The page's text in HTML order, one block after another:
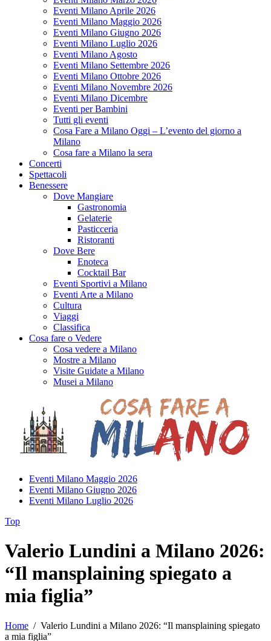
Eventi Milano Aprile 2026
Eventi Milano Maggio 2026
Eventi Milano Giugno 2026
Eventi Milano Luglio 2026
Eventi Milano Agosto
Eventi Milano Settembre 2026
Eventi Milano Ottobre 2026
Eventi Milano Novembre 2026
Eventi Milano Dicembre
Eventi per Bambini
Tutti gli eventi
Cosa Fare a Milano Oggi – L’evento del giorno a
Milano
Cosa fare a Milano la sera
Concerti
Spettacoli
Benessere
Dove Mangiare
Gastronomia
Gelaterie
Pasticceria
Ristoranti
Dove Bere
Enoteca
Cocktail Bar
Eventi Sportivi a Milano
Eventi Arte a Milano
Cultura
Viaggi
Classifica
Cosa fare o Vedere
Cosa vedere a Milano
Mostre a Milano
Visite Guidate a Milano
Musei a Milano
Eventi Milano Maggio 2026
Eventi Milano Giugno 2026
Eventi Milano Luglio 2026
Top
Valerio Lundini a Milano 2026:
“Il mansplaining spiegato a
mia figlia”
Home / Valerio Lundini a Milano 2026: “Il mansplaining spiegato
a mia figlia”